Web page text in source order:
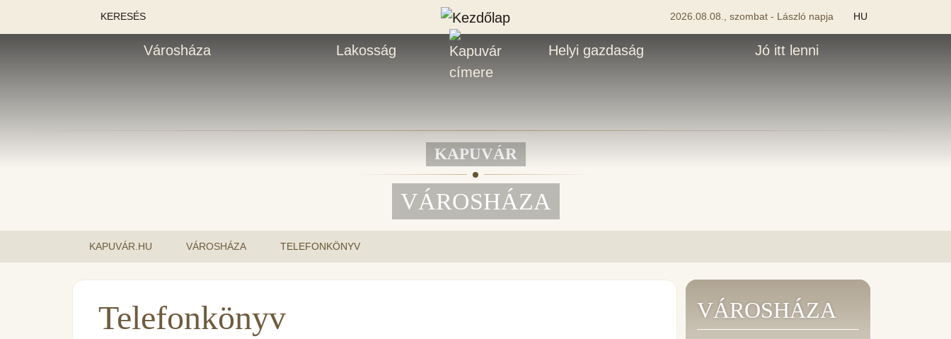
KERESÉS 2026.08.08., szombat - László napja HU
Városháza Lakosság Helyi gazdaság Jó itt lenni
KAPUVÁR
VÁROSHÁZA
KAPUVÁR.HU VÁROSHÁZA TELEFONKÖNYV
Telefonkönyv VÁROSHÁZA